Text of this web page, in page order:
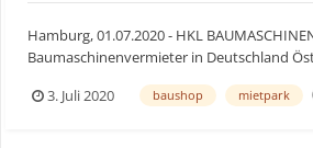
Hamburg, 01.07.2020 - HKL
Baumaschinenvermieter in Deutschland
das Familienunternehmen mit seinem
3. Juli 2020 baushop mietpark